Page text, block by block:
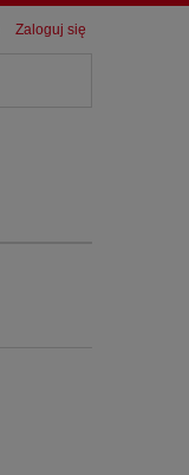
Zaloguj się